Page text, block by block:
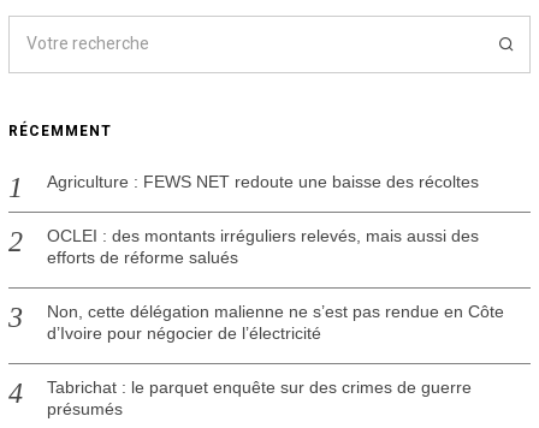
r
i
0
1
RÉCEMMENT
Agriculture : FEWS NET redoute une baisse des récoltes
OCLEI : des montants irréguliers relevés, mais aussi des
efforts de réforme salués
Non, cette délégation malienne ne s’est pas rendue en Côte
d’Ivoire pour négocier de l’électricité
Tabrichat : le parquet enquête sur des crimes de guerre
présumés